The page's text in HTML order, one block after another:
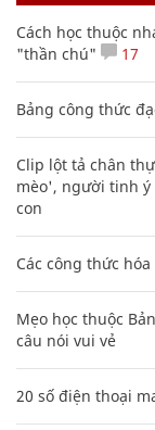
Cách học thuộc
"thần chú"
17
Bảng công thức
Clip lột tả chân
mèo', người tinh ý
con
Các công thức
Mẹo học thuộc
câu nói vui vẻ
20 số điện thoại